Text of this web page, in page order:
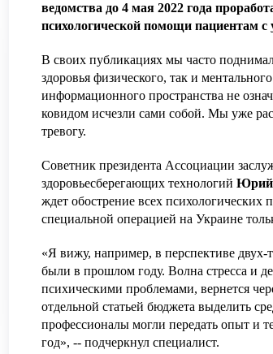
ведомства до 4 мая 2022 года
психологической помощи пациентам
В своих публикациях мы часто
здоровья физического, так и
информационного пространства не
ковидом исчезли сами собой. Мы уже
тревогу.
Советник президента Ассоциации
здоровьесберегающих технологий Юрий
ждет обострение всех
специальной операцией на Украине
«Я вижу, например, в перспективе двух-
были в прошлом году. Волна стресса и
психическими проблемами, вернется
отдельной статьей бюджета выделить
профессионалы могли передать опыт и
год», -- подчеркнул специалист.